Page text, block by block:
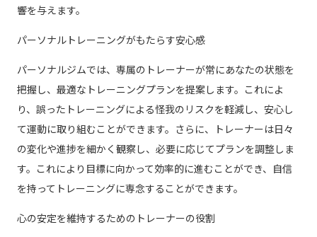
響を与えます。
パーソナルトレーニングがもたらす安心感
パーソナルジムでは、専属のトレーナーが常にあなたの状態を
把握し、最適なトレーニングプランを提案します。これによ
り、誤ったトレーニングによる怪我のリスクを軽減し、安心し
て運動に取り組むことができます。さらに、トレーナーは日々
の変化や進捗を細かく観察し、必要に応じてプランを調整しま
す。これにより目標に向かって効率的に進むことができ、自信
を持ってトレーニングに専念することができます。
心の安定を維持するためのトレーナーの役割